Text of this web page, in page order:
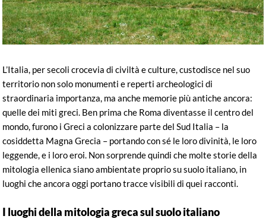
L’Italia, per secoli crocevia di civiltà e culture, custodisce nel suo
territorio non solo monumenti e reperti archeologici di
straordinaria importanza, ma anche memorie più antiche ancora:
quelle dei miti greci. Ben prima che Roma diventasse il centro del
mondo, furono i Greci a colonizzare parte del Sud Italia – la
cosiddetta Magna Grecia – portando con sé le loro divinità, le loro
leggende, e i loro eroi. Non sorprende quindi che molte storie della
mitologia ellenica siano ambientate proprio su suolo italiano, in
luoghi che ancora oggi portano tracce visibili di quei racconti.
I luoghi della mitologia greca sul suolo italiano